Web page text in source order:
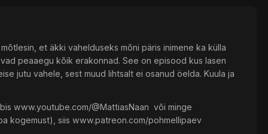
et äkki vahelduseks mõni päris inimene ka külla
peaaegu kõik erakonnad. See on episood kus lasen
jutu vahele, sest muud lihtsalt ei osanud öelda. Kuula ja
⁠⁠⁠⁠⁠⁠⁠⁠⁠⁠⁠⁠⁠⁠⁠www.youtube.com/@MattiasNaan⁠⁠⁠⁠⁠⁠⁠⁠⁠⁠⁠⁠⁠⁠ ⁠ või minge
kogemust), siis ⁠⁠⁠⁠⁠⁠⁠⁠⁠⁠⁠⁠⁠⁠⁠www.patreon.com/pohmellipaev